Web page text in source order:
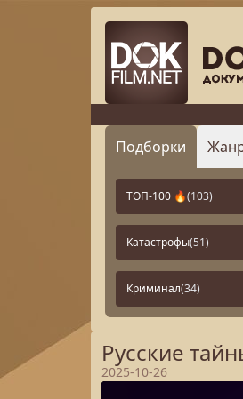
Подборки
ТОП-100 🔥(103)
Катастрофы(51)
Криминал(34)
Русские
2025-10-26